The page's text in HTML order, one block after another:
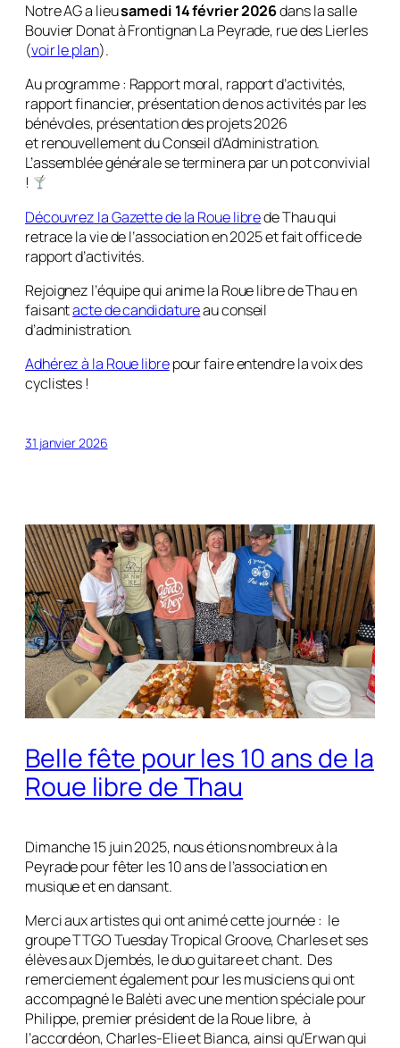
Notre AG a lieusamedi 14 février 2026dans la salle
Bouvier Donat à Frontignan La Peyrade, rue des Lierles
(voir le plan).
Au programme : Rapport moral, rapport d’activités,
rapport financier, présentation de nos activités par les
bénévoles, présentation des projets 2026
et renouvellement du Conseil d’Administration.
L’assemblée générale se terminera par un pot convivial
!
Découvrez la Gazette de la Roue librede Thau qui
retrace la vie de l’association en 2025 et fait office de
rapport d’activités.
Rejoignez l’équipe qui anime la Roue libre de Thau en
faisantacte de candidatureau conseil
d’administration.
Adhérez à la Roue librepour faire entendre la voix des
cyclistes !
31 janvier 2026
Belle fête pour les 10 ans de la
Roue libre de Thau
Dimanche 15 juin 2025, nous étions nombreux à la
Peyrade pour fêter les 10 ans de l’association en
musique et en dansant.
Merci aux artistes qui ont animé cette journée : le
groupe TTGO Tuesday Tropical Groove, Charles et ses
élèves aux Djembés, le duo guitare et chant. Des
remerciement également pour les musiciens qui ont
accompagné le Balèti avec une mention spéciale pour
Philippe, premier président de la Roue libre, à
l’accordéon, Charles-Elie et Bianca, ainsi qu’Erwan qui